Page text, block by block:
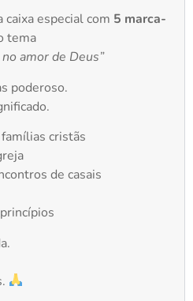
caixa especial com 5 marca-
tema
amor de Deus”
poderoso.
cristãs
de casais